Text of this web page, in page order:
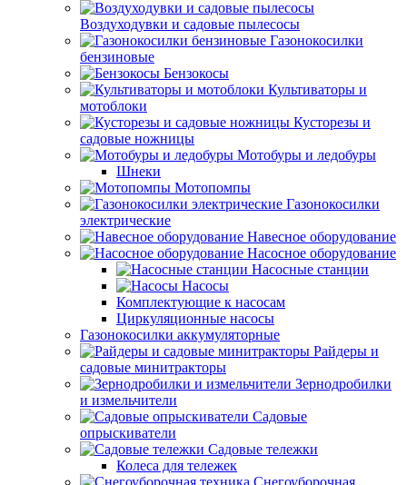
Воздуходувки и садовые пылесосы
Газонокосилки
бензиновые
Бензокосы
Культиваторы и
мотоблоки
Кусторезы и
садовые ножницы
Мотобуры и ледобуры
Шнеки
Мотопомпы
Газонокосилки
электрические
Навесное оборудование
Насосное оборудование
Насосные станции
Насосы
Комплектующие к насосам
Циркуляционные насосы
Газонокосилки аккумуляторные
Райдеры и
садовые минитракторы
Зернодробилки
и измельчители
Садовые
опрыскиватели
Садовые тележки
Колеса для тележек
Снегоуборочная